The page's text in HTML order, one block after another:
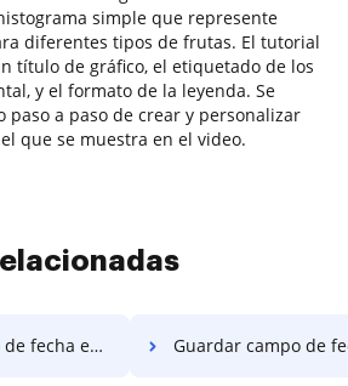
simple que represente
diferentes tipos de frutas. El tutorial
título de gráfico, el etiquetado de los
y el formato de la leyenda. Se
paso a paso de crear y personalizar
que se muestra en el video.
PDF en Motorola Guardar campo de fecha en PDF